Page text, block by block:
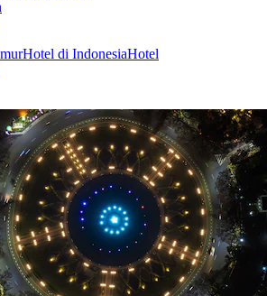
Hotel di IndonesiaHotel